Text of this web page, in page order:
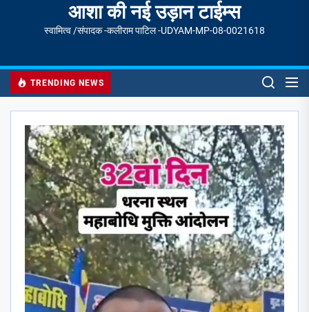
आशा की नई उड़ान टाईम्स
स्वामित्व /संपादक -कलीराम पाटिल -UDYAM-MP-08-0021618
TRENDING NEWS